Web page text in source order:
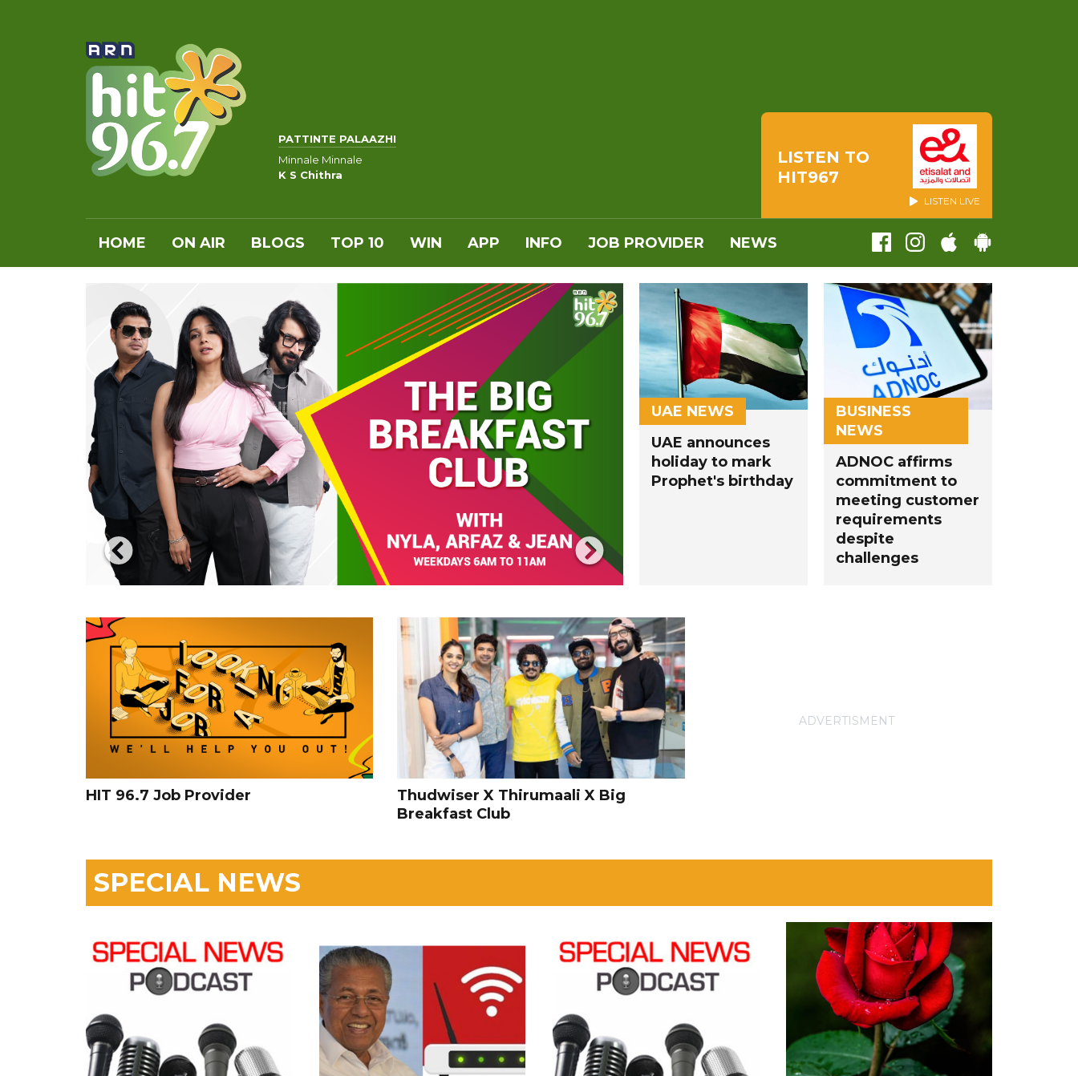
PATTINTE PALAAZHI
Minnale Minnale
K S Chithra
LISTEN TO
HIT967
LISTEN LIVE
HOME ON AIR BLOGS TOP 10 WIN APP INFO JOB PROVIDER NEWS
UAE NEWS
UAE announces
holiday to mark
Prophet's birthday
BUSINESS
NEWS
ADNOC affirms
commitment to
meeting customer
requirements
despite
challenges
HIT 96.7 Job Provider
Thudwiser X Thirumaali X Big
Breakfast Club
ADVERTISMENT
SPECIAL NEWS